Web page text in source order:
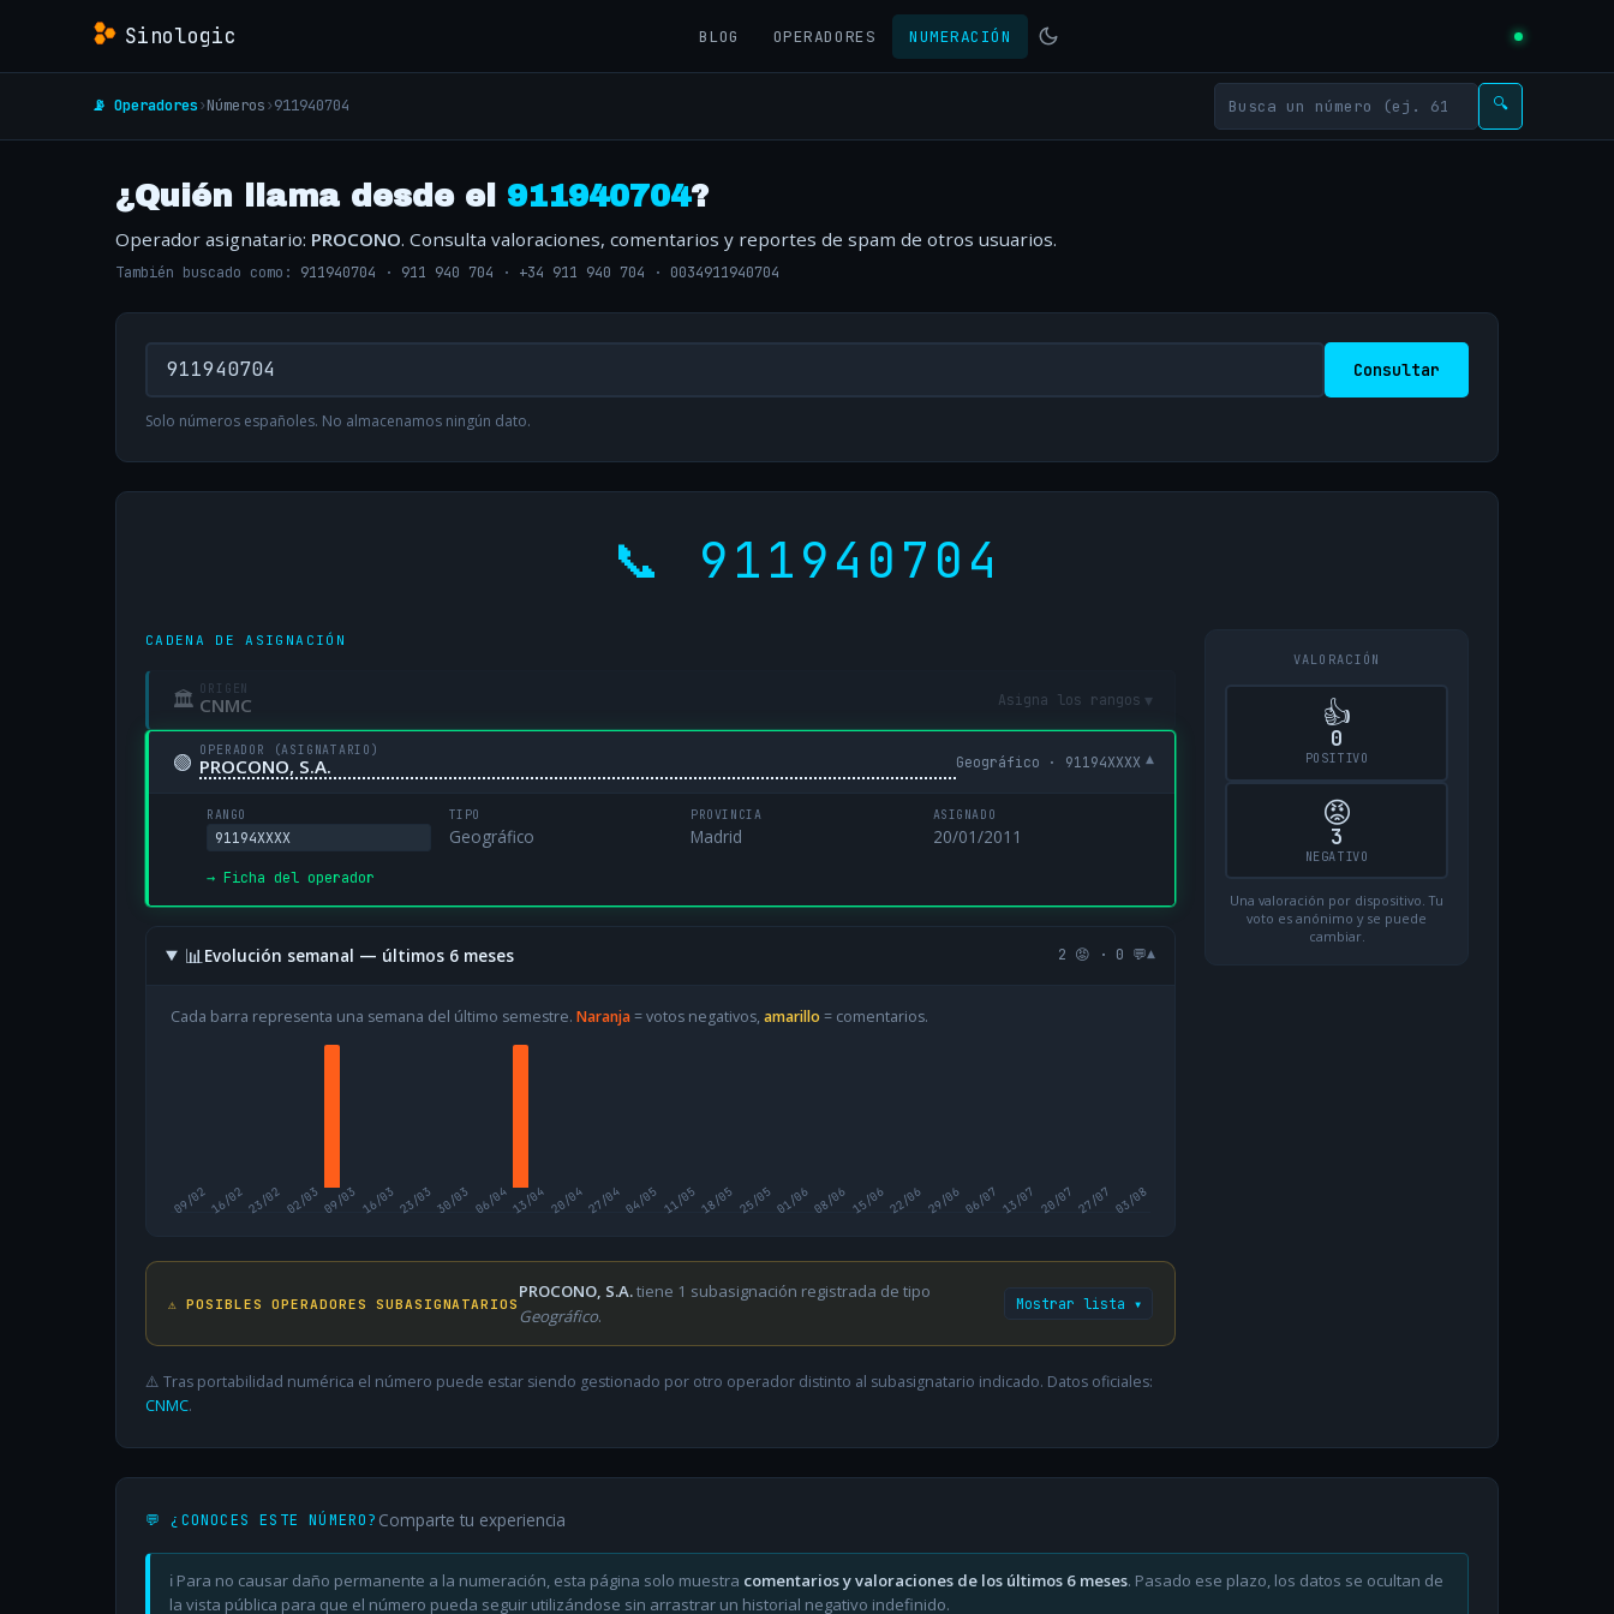
Sinologic BLOG OPERADORES NUMERACIÓN
📡 Operadores›Números›911940704 🔍
¿Quién llama desde el 911940704?
Operador asignatario: PROCONO. Consulta valoraciones, comentarios y reportes de spam de otros usuarios.
También buscado como: 911940704 · 911 940 704 · +34 911 940 704 · 0034911940704
Consultar
Solo números españoles. No almacenamos ningún dato.
📞 911940704
CADENA DE ASIGNACIÓN
🏛 ORIGEN
CNMC Asigna los rangos ▾
🟢 OPERADOR (ASIGNATARIO)
PROCONO, S.A. Geográfico · 91194XXXX ▾
RANGO
91194XXXX
TIPO
Geográfico
PROVINCIA
Madrid
ASIGNADO
20/01/2011
→ Ficha del operador
📊Evolución semanal — últimos 6 meses 2 😡 · 0 💬▾
Cada barra representa una semana del último semestre. Naranja= votos negativos, amarillo = comentarios.
09/0216/0223/02 02/03 09/03 16/03 23/03 30/03 06/0413/04 20/0427/0404/05 11/0518/05 25/0501/0608/06 15/0622/06 29/0606/07 13/07 20/07 27/07 03/08
⚠️ POSIBLES OPERADORES SUBASIGNATARIOS
PROCONO, S.A.tiene 1 subasignación registrada de tipo
Geográfico.
Mostrar lista ▾
⚠️ Tras portabilidad numérica el número puede estar siendo gestionado por otro operador distinto al subasignatario indicado. Datos oficiales:
CNMC.
VALORACIÓN
👍
0
POSITIVO
😡
3
NEGATIVO
Una valoración por dispositivo. Tu
voto es anónimo y se puede
cambiar.
💬 ¿CONOCES ESTE NÚMERO? Comparte tu experiencia
ℹ️ Para no causar daño permanente a la numeración, esta página solo muestra comentarios y valoraciones de los últimos 6 meses. Pasado ese plazo, los datos se ocultan de
la vista pública para que el número pueda seguir utilizándose sin arrastrar un historial negativo indefinido.